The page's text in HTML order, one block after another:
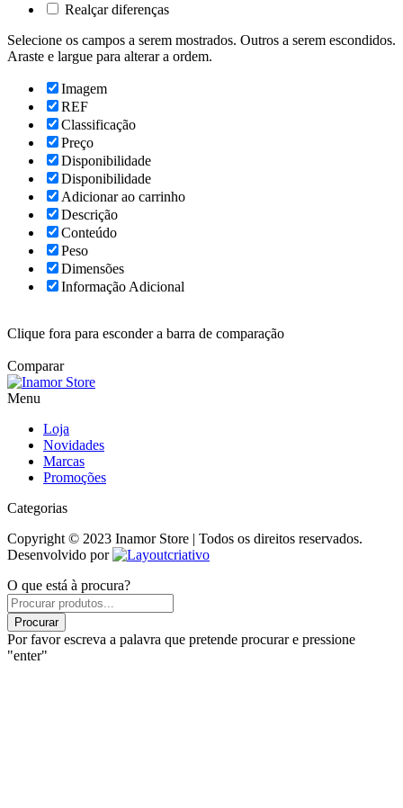
Realçar diferenças
Selecione os campos a serem mostrados. Outros a serem escondidos.
Araste e largue para alterar a ordem.
Imagem
REF
Classificação
Preço
Disponibilidade
Disponibilidade
Adicionar ao carrinho
Descrição
Conteúdo
Peso
Dimensões
Informação Adicional
Clique fora para esconder a barra de comparação
Comparar
Menu
Loja
Novidades
Marcas
Promoções
Categorias
Copyright © 2023 Inamor Store | Todos os direitos reservados.
Desenvolvido por
O que está à procura?
Products
search
Procurar
Por favor escreva a palavra que pretende procurar e pressione
"enter"